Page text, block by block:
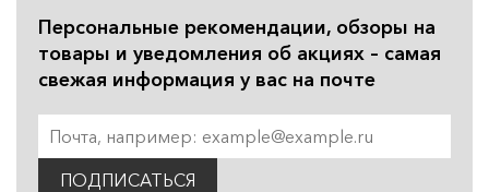
Персональные рекомендации, обзоры на
товары и уведомления об акциях – самая
свежая информация у вас на почте
ПОДПИСАТЬСЯ